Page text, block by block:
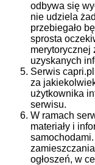
odbywa się
nie udziela
przebiegało
sprosta
merytorycznej
uzyskanych
Serwis
za
użytkownika
serwisu.
W ramach
materiały i
ogłoszeń, w